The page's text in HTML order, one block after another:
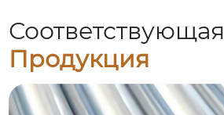
Соответствующая
Продукция